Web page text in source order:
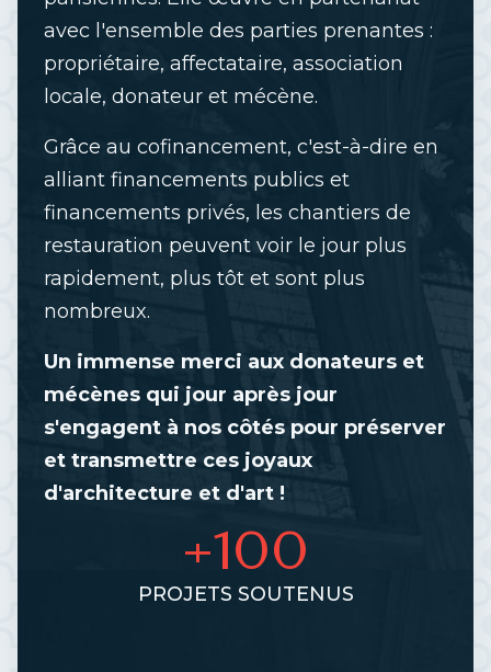
avec l'ensemble des parties prenantes :
propriétaire, affectataire, association
locale, donateur et mécène.
Grâce au cofinancement, c'est-à-dire en
alliant financements publics et
financements privés, les chantiers de
restauration peuvent voir le jour plus
rapidement, plus tôt et sont plus
nombreux.
Un immense merci aux donateurs et
mécènes qui jour après jour
s'engagent à nos côtés pour préserver
et transmettre ces joyaux
d'architecture et d'art !
+100
PROJETS SOUTENUS